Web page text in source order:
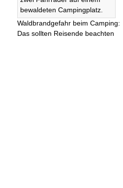
Waldbrandgefahr beim Camping:
Das sollten Reisende beachten